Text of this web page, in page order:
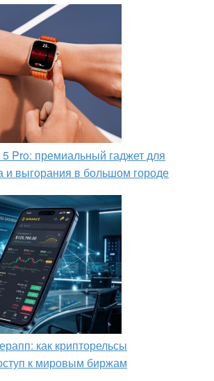
Pro: премиальный гаджет для
и выгорания в большом городе
как крипторельсы
к мировым биржам